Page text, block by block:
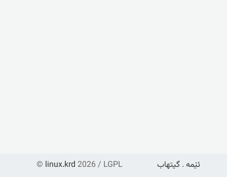
© linux.krd 2026 / LGPL ئێمە . گیتهاب